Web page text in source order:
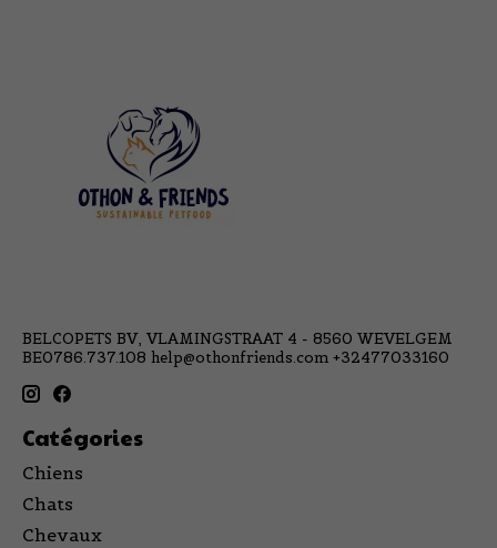
BELCOPETS BV, VLAMINGSTRAAT 4 - 8560 WEVELGEM
BE0786.737.108 help@othonfriends.com +32477033160
Catégories
Chiens
Chats
Chevaux